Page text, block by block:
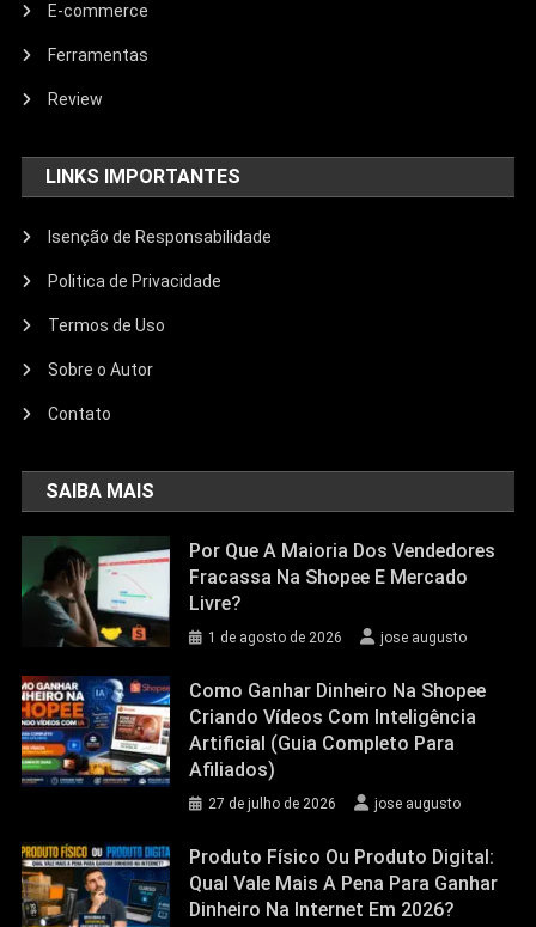
E-commerce
Ferramentas
Review
LINKS IMPORTANTES
Isenção de Responsabilidade
Politica de Privacidade
Termos de Uso
Sobre o Autor
Contato
SAIBA MAIS
Por Que A Maioria Dos Vendedores
Fracassa Na Shopee E Mercado
Livre?
1 de agosto de 2026 jose augusto
Como Ganhar Dinheiro Na Shopee
Criando Vídeos Com Inteligência
Artificial (Guia Completo Para
Afiliados)
27 de julho de 2026 jose augusto
Produto Físico Ou Produto Digital:
Qual Vale Mais A Pena Para Ganhar
Dinheiro Na Internet Em 2026?